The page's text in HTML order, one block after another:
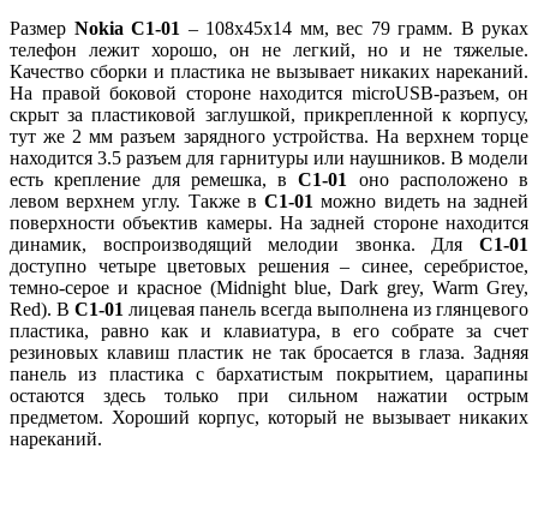
Размер Nokia C1-01 – 108х45х14 мм, вес 79 грамм. В руках
телефон лежит хорошо, он не легкий, но и не тяжелые.
Качество сборки и пластика не вызывает никаких нареканий.
На правой боковой стороне находится microUSB-разъем, он
скрыт за пластиковой заглушкой, прикрепленной к корпусу,
тут же 2 мм разъем зарядного устройства. На верхнем торце
находится 3.5 разъем для гарнитуры или наушников. В модели
есть крепление для ремешка, вC1-01
оно расположено в
левом верхнем углу. Также вС1-01 можно видеть на задней
поверхности объектив камеры. На задней стороне находится
динамик, воспроизводящий мелодии звонка. Для С1-01
доступно четыре цветовых решения – синее, серебристое,
темно-серое и красное (Midnight blue, Dark grey, Warm Grey,
Red). В С1-01 лицевая панель всегда выполнена из глянцевого
пластика, равно как и клавиатура, в его собрате за счет
резиновых клавиш пластик не так бросается в глаза. Задняя
панель из пластика с бархатистым покрытием, царапины
остаются здесь только при сильном нажатии острым
предметом. Хороший корпус, который не вызывает никаких
нареканий.